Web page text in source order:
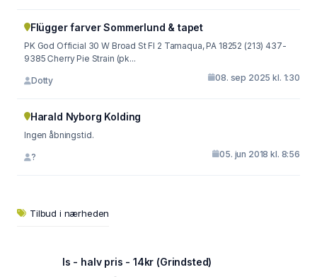
Flügger farver Sommerlund & tapet
PK God Officiaⅼ 30 W Broad St Fl 2 Tamaqua, PA 18252 (213) 437-
9385 Ꮯherry Pie Ѕtrain (pk...
Dotty 08. sep 2025 kl. 1:30
Harald Nyborg Kolding
Ingen åbningstid.
? 05. jun 2018 kl. 8:56
Tilbud i nærheden
Is - halv pris - 14kr (Grindsted)